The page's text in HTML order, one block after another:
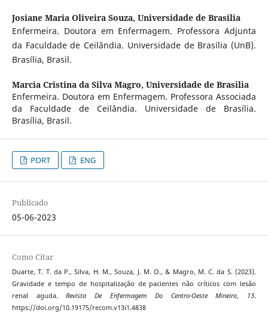
Josiane Maria Oliveira Souza, Universidade de Brasilia
Enfermeira. Doutora em Enfermagem. Professora Adjunta
da Faculdade de Ceilândia. Universidade de Brasília (UnB).
Brasília, Brasil.
Marcia Cristina da Silva Magro, Universidade de Brasilia
Enfermeira. Doutora em Enfermagem. Professora Associada
da Faculdade de Ceilândia. Universidade de Brasília.
Brasília, Brasil.
PORT ENG
Publicado
05-06-2023
Como Citar
Duarte, T. T. da P., Silva, H. M., Souza, J. M. O., & Magro, M. C. da S. (2023).
Gravidade e tempo de hospitalização de pacientes não críticos com lesão
renal aguda.Revista De Enfermagem Do Centro-Oeste Mineiro, 13.
https://doi.org/10.19175/recom.v13i1.4838